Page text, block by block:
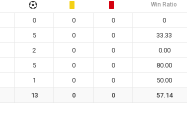
Win Ratio
0 0 0 0
5 0 0 33.33
2 0 0 0.00
5 0 0 80.00
1 0 0 50.00
13 0 0 57.14